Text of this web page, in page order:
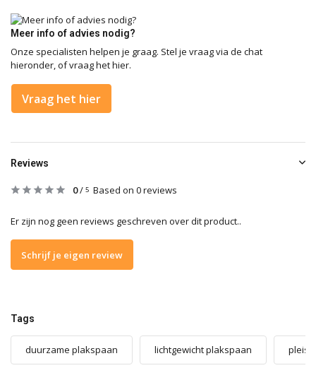
Meer info of advies nodig?
Onze specialisten helpen je graag. Stel je vraag via de chat
hieronder, of vraag het hier.
Vraag het hier
Reviews
0/ 5 Based on 0 reviews
Er zijn nog geen reviews geschreven over dit product..
Schrijf je eigen review
Tags
duurzame plakspaan lichtgewicht plakspaan